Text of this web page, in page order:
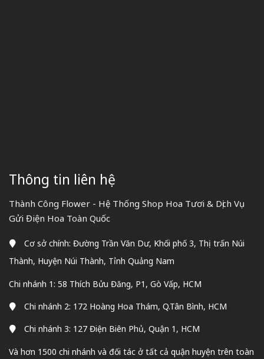
Thông tin liên hệ
Thành Công Flower - Hệ Thống Shop Hoa Tươi & Dịch Vụ
Gửi Điện Hoa Toàn Quốc
Cơ sở chính: Đường Trần Văn Dư, Khối phố 3, Thị trấn Núi
Thành, Huyện Núi Thành, Tỉnh Quảng Nam
Chi nhánh 1: 58 Thích Bửu Đăng, P1, Gò Vấp, HCM
Chi nhánh 2: 172 Hoàng Hoa Thám, Q.Tân Bình, HCM
Chi nhánh 3: 127 Điện Biên Phủ, Quận 1, HCM
Và hơn 1500 chi nhánh và đối tác ở tất cả quận huyện trên toàn